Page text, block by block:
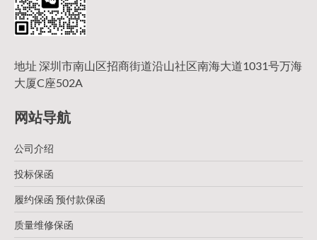
地址 深圳市南山区招商街道沿山社区南海大道1031号万海
大厦C座502A
网站导航
公司介绍
投标保函
履约保函 预付款保函
质量维修保函